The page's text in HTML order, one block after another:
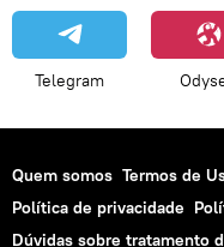
Telegram
Quem somos Termos de
Política de privacidade
Dúvidas sobre tratamento